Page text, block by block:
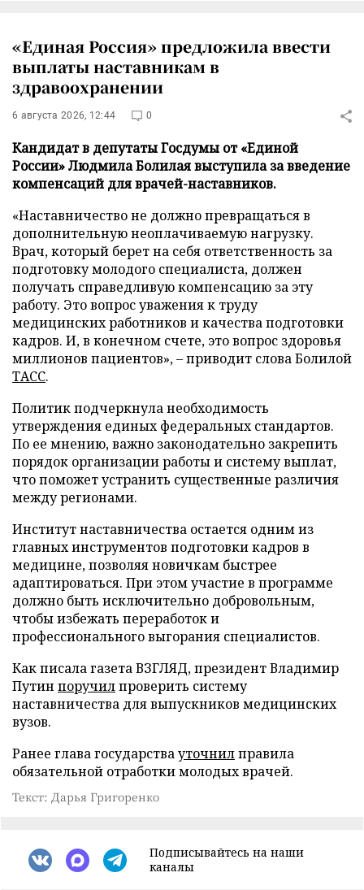
«Единая Россия» предложила ввести
выплаты наставникам в
здравоохранении
6 августа 2026, 12:44 0
Кандидат в депутаты Госдумы от «Единой
России» Людмила Болилая выступила за введение
компенсаций для врачей-наставников.
«Наставничество не должно превращаться в
дополнительную неоплачиваемую нагрузку.
Врач, который берет на себя ответственность за
подготовку молодого специалиста, должен
получать справедливую компенсацию за эту
работу. Это вопрос уважения к труду
медицинских работников и качества подготовки
кадров. И, в конечном счете, это вопрос здоровья
миллионов пациентов», – приводит слова Болилой
ТАСС.
Политик подчеркнула необходимость
утверждения единых федеральных стандартов.
По ее мнению, важно законодательно закрепить
порядок организации работы и систему выплат,
что поможет устранить существенные различия
между регионами.
Институт наставничества остается одним из
главных инструментов подготовки кадров в
медицине, позволяя новичкам быстрее
адаптироваться. При этом участие в программе
должно быть исключительно добровольным,
чтобы избежать переработок и
профессионального выгорания специалистов.
Как писала газета ВЗГЛЯД, президент Владимир
Путин поручилпроверить систему
наставничества для выпускников медицинских
вузов.
Ранее глава государствауточнилправила
обязательной отработки молодых врачей.
Текст: Дарья Григоренко
Подписывайтесь на наши
каналы